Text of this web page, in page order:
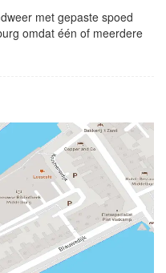
met gepaste spoed
omdat één of meerdere